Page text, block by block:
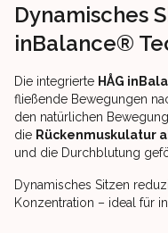
Dynamisches
inBalance®
Die integrierte HÅG
fließende Bewegungen
den natürlichen
die Rückenmuskulatur
und die Durchblutung
Dynamisches Sitzen
Konzentration – ideal für